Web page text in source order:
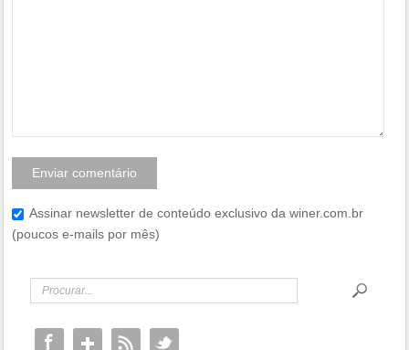
Assinar newsletter de conteúdo exclusivo da winer.com.br
(poucos e-mails por mês)